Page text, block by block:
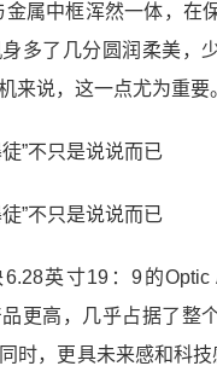
属中框浑然一体，在
多了几分圆润柔美，
来说，这一点尤为重要
英寸19：9的Optic
更高，几乎占据了整
时，更具未来感和科